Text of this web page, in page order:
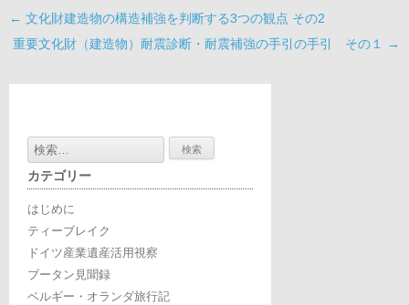
← 文化財建造物の構造補強を判断する3つの観点 その2
重要文化財（建造物）耐震診断・耐震補強の手引の手引 その１
→
検
索:
カテゴリー
はじめに
ティーブレイク
ドイツ産業遺産活用視察
ブータン見聞録
ベルギー・オランダ旅行記